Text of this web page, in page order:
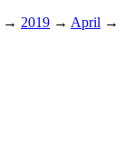
→ 2019 → April →